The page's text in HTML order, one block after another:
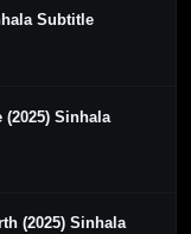
Subtitle
(2025) Sinhala
(2025) Sinhala